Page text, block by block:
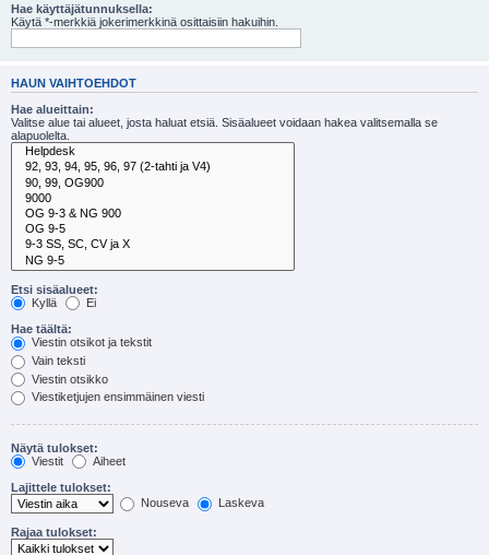
Hae käyttäjätunnuksella:
Käytä *-merkkiä jokerimerkkinä osittaisiin hakuihin.
HAUN VAIHTOEHDOT
Hae alueittain:
Valitse alue tai alueet, josta haluat etsiä. Sisäalueet voidaan hakea valitsemalla se
alapuolelta.
Etsi sisäalueet:
Kyllä
Ei
Hae täältä:
Viestin otsikot ja tekstit
Vain teksti
Viestin otsikko
Viestiketjujen ensimmäinen viesti
Näytä tulokset:
Viestit
Aiheet
Lajittele tulokset:
Nouseva
Laskeva
Rajaa tulokset: